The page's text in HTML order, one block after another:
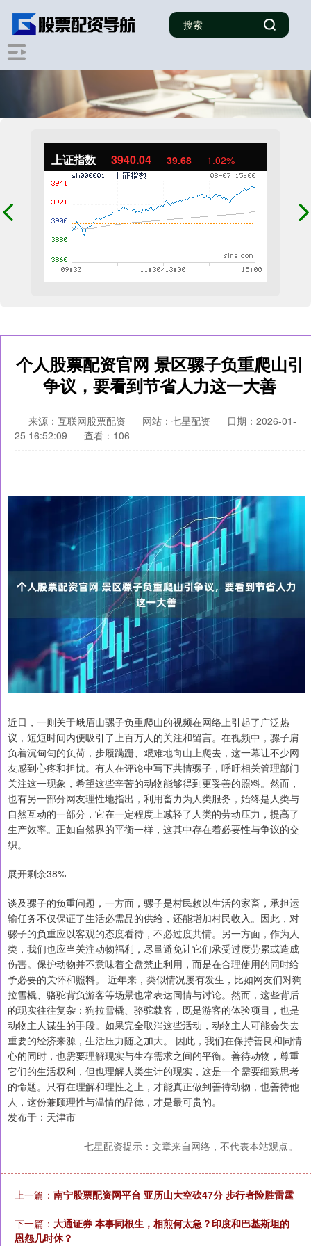
上证指数 3940.04 39.68 1.02%
个人股票配资官网 景区骡子负重爬山引
争议，要看到节省人力这一大善
来源：互联网股票配资 网站：七星配资
日期：2026-01-
25 16:52:09
查看：106
近日，一则关于峨眉山骡子负重爬山的视频在网络上引起了广泛热
议，短短时间内便吸引了上百万人的关注和留言。在视频中，骡子肩
负着沉甸甸的负荷，步履蹒跚、艰难地向山上爬去，这一幕让不少网
友感到心疼和担忧。有人在评论中写下共情骡子，呼吁相关管理部门
关注这一现象，希望这些辛苦的动物能够得到更妥善的照料。然而，
也有另一部分网友理性地指出，利用畜力为人类服务，始终是人类与
自然互动的一部分，它在一定程度上减轻了人类的劳动压力，提高了
生产效率。正如自然界的平衡一样，这其中存在着必要性与争议的交
织。
展开剩余38%
谈及骡子的负重问题，一方面，骡子是村民赖以生活的家畜，承担运
输任务不仅保证了生活必需品的供给，还能增加村民收入。因此，对
骡子的负重应以客观的态度看待，不必过度共情。另一方面，作为人
类，我们也应当关注动物福利，尽量避免让它们承受过度劳累或造成
伤害。保护动物并不意味着全盘禁止利用，而是在合理使用的同时给
予必要的关怀和照料。 近年来，类似情况屡有发生，比如网友们对狗
拉雪橇、骆驼背负游客等场景也常表达同情与讨论。然而，这些背后
的现实往往复杂：狗拉雪橇、骆驼载客，既是游客的体验项目，也是
动物主人谋生的手段。如果完全取消这些活动，动物主人可能会失去
重要的经济来源，生活压力随之加大。 因此，我们在保持善良和同情
心的同时，也需要理解现实与生存需求之间的平衡。善待动物，尊重
它们的生活权利，但也理解人类生计的现实，这是一个需要细致思考
的命题。只有在理解和理性之上，才能真正做到善待动物，也善待他
人，这份兼顾理性与温情的品德，才是最可贵的。
发布于：天津市
七星配资提示：文章来自网络，不代表本站观点。
上一篇： 南宁股票配资网平台 亚历山大空砍47分 步行者险胜雷霆
下一篇： 大通证券 本事同根生，相煎何太急？印度和巴基斯坦的
恩怨几时休？